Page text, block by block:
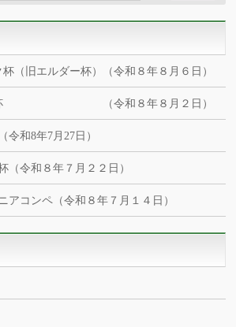
（旧エルダー杯）（令和８年８月６日）
例杯 （令和８年８月２日）
8年7月27日）
令和８年７月２２日）
コンペ（令和８年７月１４日）